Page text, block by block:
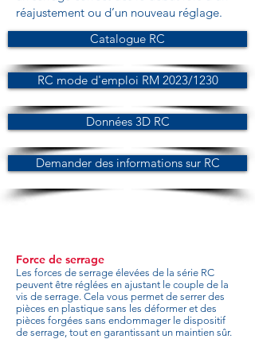
réajustement ou d’un nouveau réglage.
Catalogue RC
RC mode d'emploi RM 2023/1230
Données 3D RC
Demander des informations sur RC
Force de serrage
Les forces de serrage élevées de la série RC
peuvent être réglées en ajustant le couple de la
vis de serrage. Cela vous permet de serrer des
pièces en plastique sans les déformer et des
pièces forgées sans endommager le dispositif
de serrage, tout en garantissant un maintien sûr.